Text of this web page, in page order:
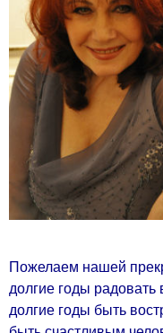
Пожелаем нашей
долгие годы
долгие годы быть